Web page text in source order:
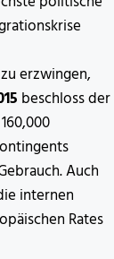
erzwingen,
beschloss der
Auch
internen
Rates